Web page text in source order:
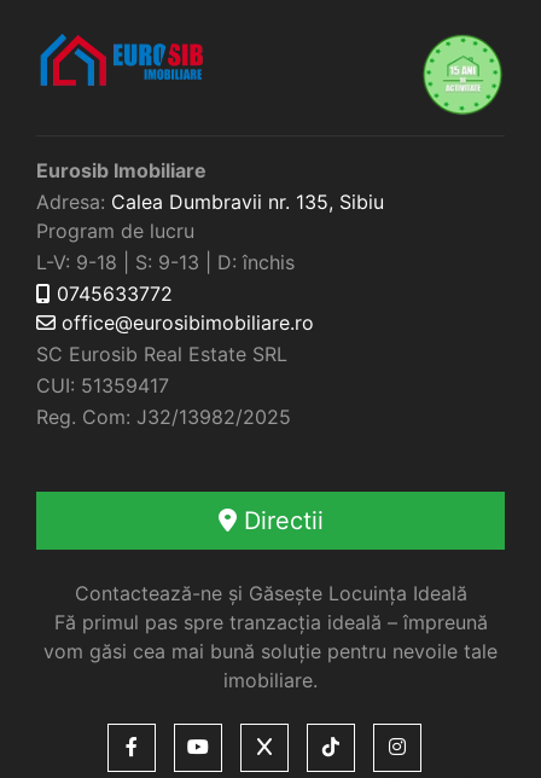
Eurosib Imobiliare
Adresa: Calea Dumbravii nr. 135, Sibiu
Program de lucru
L-V: 9-18 | S: 9-13 | D: închis
0745633772
office@eurosibimobiliare.ro
SC Eurosib Real Estate SRL
CUI: 51359417
Reg. Com: J32/13982/2025
Directii
Contactează-ne și Găsește Locuința Ideală
Fă primul pas spre tranzacția ideală – împreună
vom găsi cea mai bună soluție pentru nevoile tale
imobiliare.